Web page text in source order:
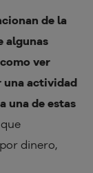
de la
algunas
ver
una actividad
una de estas
que
dinero,